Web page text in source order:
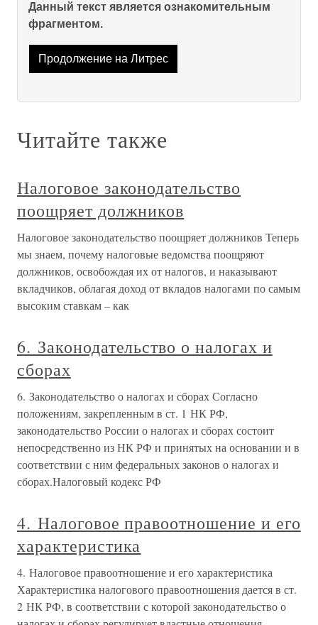
Данный текст является ознакомительным
фрагментом.
Продолжение на Литрес
Читайте также
Налоговое законодательство
поощряет должников
Налоговое законодательство поощряет должников Теперь
мы знаем, почему налоговые ведомства поощряют
должников, освобождая их от налогов, и наказывают
вкладчиков, облагая доход от вкладов налогами по самым
высоким ставкам – как
6. Законодательство о налогах и
сборах
6. Законодательство о налогах и сборах Согласно
положениям, закрепленным в ст. 1 НК РФ,
законодательство России о налогах и сборах состоит
непосредственно из НК РФ и принятых на основании и в
соответствии с ним федеральных законов о налогах и
сборах.Налоговый кодекс РФ
4. Налоговое правоотношение и его
характеристика
4. Налоговое правоотношение и его характеристика
Характеристика налогового правоотношения дается в ст.
2 НК РФ, в соответствии с которой законодательство о